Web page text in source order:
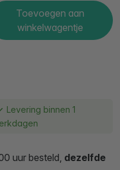
Toevoegen aan
winkelwagentje
Levering binnen 1
uur besteld, dezelfde